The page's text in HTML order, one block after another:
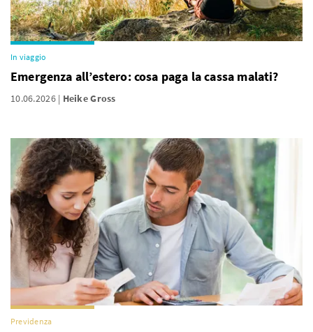
In viaggio
Emergenza all’estero: cosa paga la cassa malati?
10.06.2026 Heike Gross
Previdenza